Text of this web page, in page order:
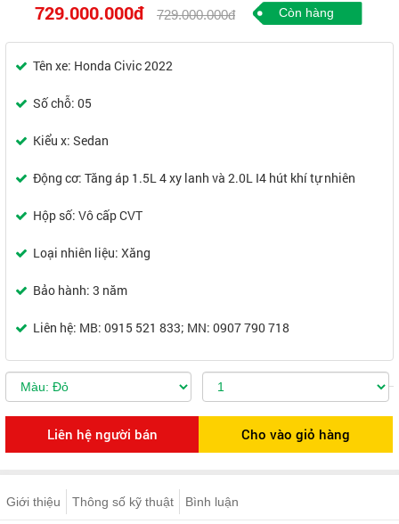
729.000.000đ 729.000.000đ Còn hàng
Tên xe: Honda Civic 2022
Số chỗ: 05
Kiểu x: Sedan
Động cơ: Tăng áp 1.5L 4 xy lanh và 2.0L I4 hút khí tự nhiên
Hộp số: Vô cấp CVT
Loại nhiên liệu: Xăng
Bảo hành: 3 năm
Liên hệ: MB: 0915 521 833; MN: 0907 790 718
Giới thiệu Thông số kỹ thuật Bình luận